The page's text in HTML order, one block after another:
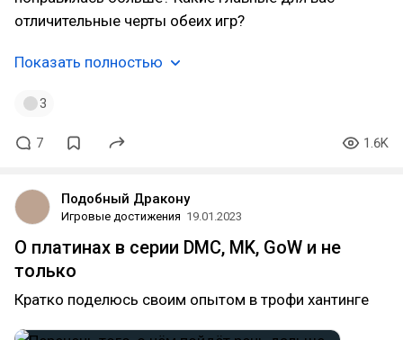
отличительные черты обеих игр?
Показать полностью
3
7 1.6K
Подобный Дракону
Игровые достижения 19.01.2023
О платинах в серии DMC, MK, GoW и не
только
Кратко поделюсь своим опытом в трофи хантинге